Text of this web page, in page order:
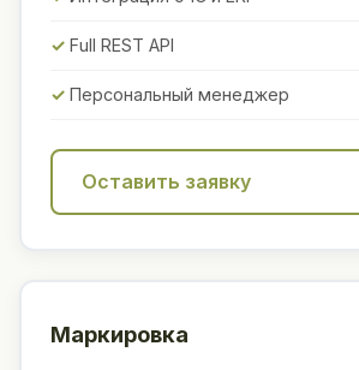
Full REST API
Персональный менеджер
Оставить заявку
Маркировка